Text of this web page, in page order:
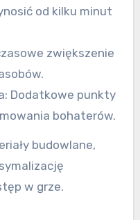
od kilku minut
zwiększenie
Dodatkowe punkty
bohaterów.
budowlane,
w grze.